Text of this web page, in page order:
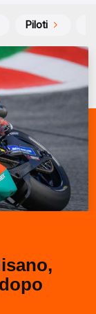
Piloti